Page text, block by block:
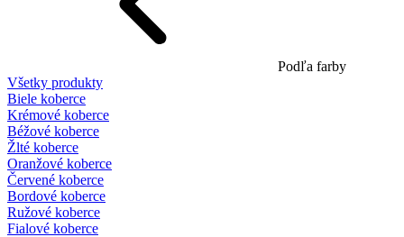
Podľa farby
Všetky produkty
Biele koberce
Krémové koberce
Béžové koberce
Žlté koberce
Oranžové koberce
Červené koberce
Bordové koberce
Ružové koberce
Fialové koberce